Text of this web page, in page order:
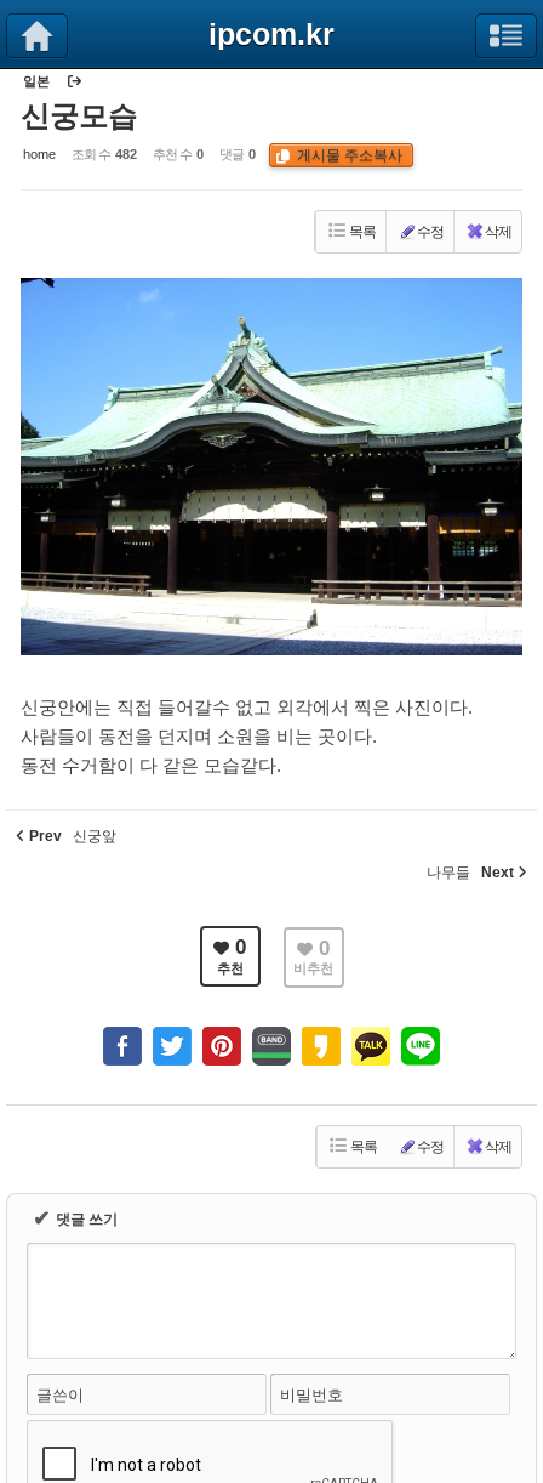
ipcom.kr
일본
신궁모습
home 조회 수 482 추천 수 0 댓글 0 게시물 주소복사
목록 수정 삭제
신궁안에는 직접 들어갈수 없고 외각에서 찍은 사진이다.
사람들이 동전을 던지며 소원을 비는 곳이다.
동전 수거함이 다 같은 모습같다.
Prev 신궁앞
나무들 Next
0
추천
0
비추천
목록 수정 삭제
✔ 댓글 쓰기
글쓴이 비밀번호